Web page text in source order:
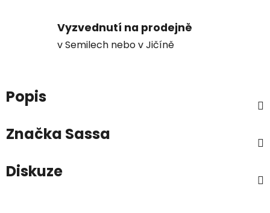
Vyzvednutí na prodejně
v Semilech nebo v Jičíně
Popis
Značka Sassa
Diskuze